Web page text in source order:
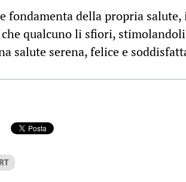
fondamenta della propria
qualcuno li sfiori,
salute serena, felice e